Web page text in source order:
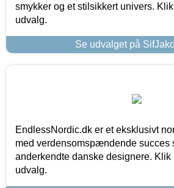
smykker og et stilsikkert univers.
udvalg.
Se udvalget på
EndlessNordic.dk er et eksklusivt
med verdensomspændende succes
anderkendte danske designere. Klik
udvalg.